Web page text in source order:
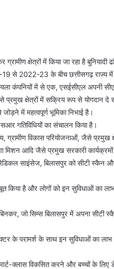
क्षेत्रों में किया जा रहा है बुनियादी
से 2022-23 के बीच छत्तीसगढ़ राज्य में
कंपनियों में से एक, एसईसीएल अपनी
प्रमुख क्षेत्रों में सक्रिय रूप से योगदान दे
में महत्वपूर्ण भूमिका निभाई है।
गतिविधियों का संचालन किया है।
ग्रामीण विकास परियोजनाओं, जैसे प्रमुख
मिशन आदि जैसे प्रमुख सरकारी कार्यक्रमों
साइंसेज, बिलासपुर को सीटी
किया है और लोगों को इन सुविधाओं का
जो सिम्स बिलासपुर में अपना
के परामर्श के साथ इन सुविधाओं का
स्मार्ट-क्लास विकसित करने और बच्चों के